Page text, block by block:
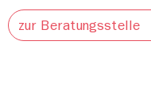
zur Beratungsstelle